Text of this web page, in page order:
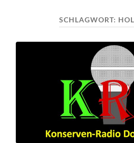
SCHLAGWORT: